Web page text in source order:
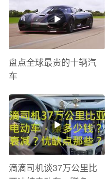
盘点全球最贵的十辆汽
车
滴滴司机谈37万公里比